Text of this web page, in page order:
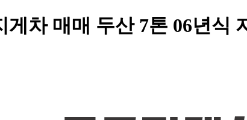
차 매매 두산 7톤 06년식